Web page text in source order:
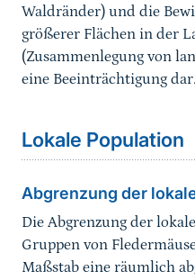
Waldränder) und die
größerer Flächen in der
(Zusammenlegung von
eine Beeinträchtigung dar.
Sprungmarke
Lokale Population
Abgrenzung der
Die Abgrenzung der
Gruppen von
Maßstab eine räumlich